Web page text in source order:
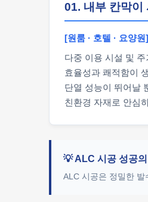
01. 내부 칸막이
[원룸 · 호텔 · 요양원]
다중 이용 시설 및
효율성과 쾌적함이
단열 성능이 뛰어날
친환경 자재로 안심
💡 ALC 시공 성공
ALC 시공은 정밀한